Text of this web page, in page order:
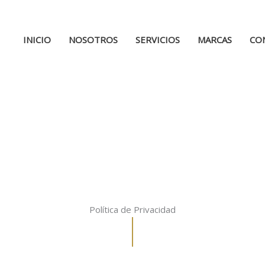
INICIO NOSOTROS SERVICIOS MARCAS
Política de Privacidad